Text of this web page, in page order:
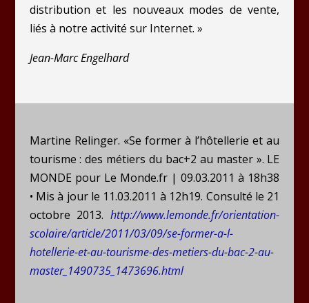
distribution et les nouveaux modes de vente,
liés à notre activité sur Internet. »
Jean-Marc Engelhard
Martine Relinger. «Se former à l’hôtellerie et au
tourisme : des métiers du bac+2 au master ». LE
MONDE pour Le Monde.fr | 09.03.2011 à 18h38
• Mis à jour le 11.03.2011 à 12h19. Consulté le 21
octobre 2013.http://www.lemonde.fr/orientation-
scolaire/article/2011/03/09/se-former-a-l-
hotellerie-et-au-tourisme-des-metiers-du-bac-2-au-
master_1490735_1473696.html